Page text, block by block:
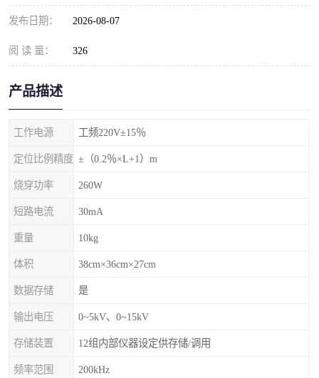
发布日期： 2026-08-07
阅 读 量： 326
产品描述
工作电源 工频220V±15％
定位比例精度 ±（0.2％×L+1）m
烧穿功率 260W
短路电流 30mA
重量 10kg
体积 38cm×36cm×27cm
数据存储 是
输出电压 0~5kV、0~15kV
存储装置 12组内部仪器设定供存储/调用
频率范围 200kHz